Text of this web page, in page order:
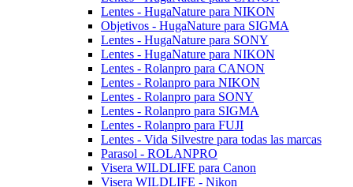
Lentes - HugaNature para NIKON
Objetivos - HugaNature para SIGMA
Lentes - HugaNature para SONY
Lentes - HugaNature para NIKON
Lentes - Rolanpro para CANON
Lentes - Rolanpro para NIKON
Lentes - Rolanpro para SONY
Lentes - Rolanpro para SIGMA
Lentes - Rolanpro para FUJI
Lentes - Vida Silvestre para todas las marcas
Parasol - ROLANPRO
Visera WILDLIFE para Canon
Visera WILDLIFE - Nikon